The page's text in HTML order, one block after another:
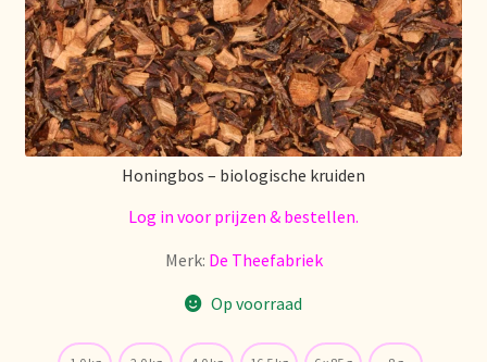
Honingbos – biologische kruiden
Log in voor prijzen & bestellen.
Merk: De Theefabriek
Op voorraad